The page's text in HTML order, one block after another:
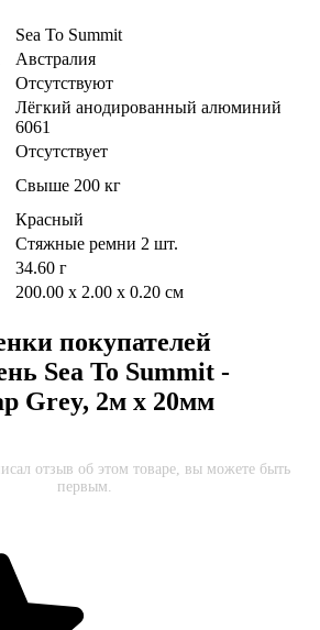
Sea To Summit
Австралия
Отсутствуют
Лёгкий анодированный алюминий
6061
Отсутствует
Свыше 200 кг
Красный
Стяжные ремни 2 шт.
34.60 г
200.00 x 2.00 x 0.20 см
покупателей
Sea To Summit -
Grey, 2м x 20мм
отзыв об этом товаре, вы можете быть
первым.